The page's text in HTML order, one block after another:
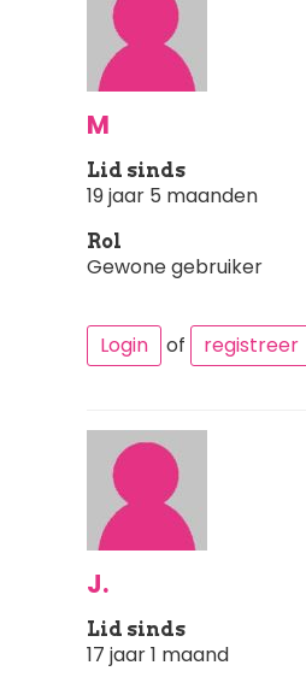
M
Lid sinds
19 jaar 5 maanden
Rol
Gewone gebruiker
Login of registreer
J.
Lid sinds
17 jaar 1 maand